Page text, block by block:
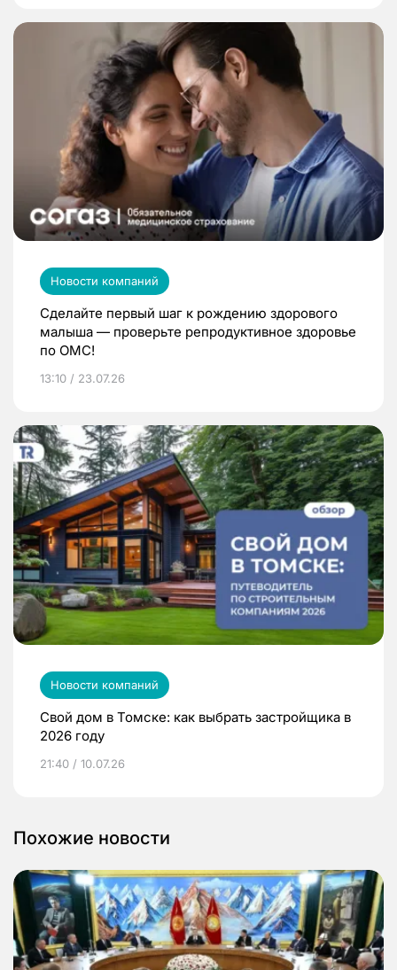
Новости компаний
Сделайте первый шаг к рождению здорового
малыша — проверьте репродуктивное здоровье
по ОМС!
13:10 / 23.07.26
Новости компаний
Свой дом в Томске: как выбрать застройщика в
2026 году
21:40 / 10.07.26
Похожие новости